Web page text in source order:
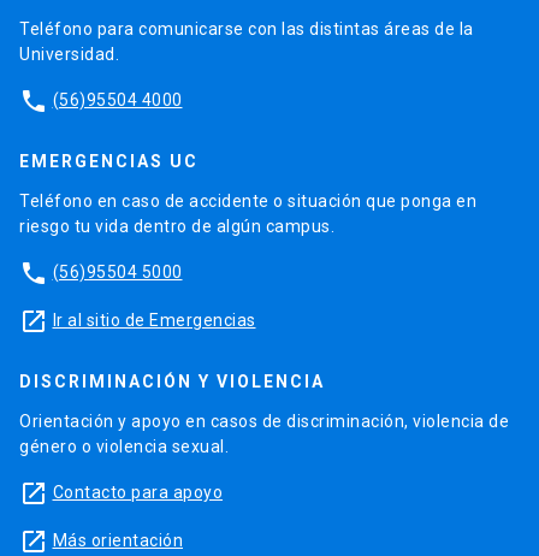
Teléfono para comunicarse con las distintas áreas de la
Universidad.
phone (56)95504 4000
EMERGENCIAS UC
Teléfono en caso de accidente o situación que ponga en
riesgo tu vida dentro de algún campus.
phone (56)95504 5000
launch Ir al sitio de Emergencias
DISCRIMINACIÓN Y VIOLENCIA
Orientación y apoyo en casos de discriminación, violencia de
género o violencia sexual.
launch Contacto para apoyo
launch Más orientación